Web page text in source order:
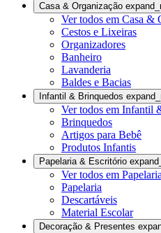
Casa & Organização
Ver todos em Casa &
Cestos e Lixeiras
Organizadores
Banheiro
Lavanderia
Baldes e Bacias
Infantil & Brinquedos
Ver todos em Infantil
Brinquedos
Artigos para Bebê
Produtos Infantis
Papelaria & Escritório
Ver todos em
Papelaria
Descartáveis
Material Escolar
Decoração & Presentes